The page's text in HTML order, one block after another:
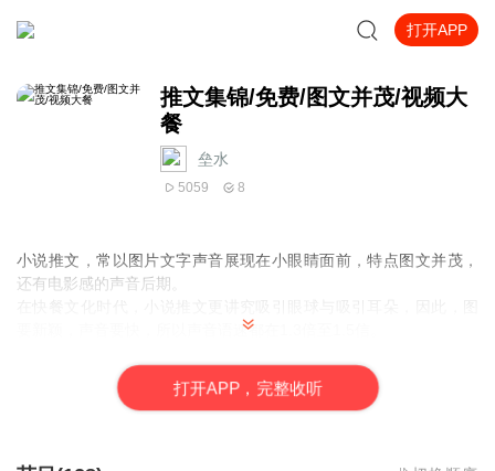
打开APP
推文集锦/免费/图文并茂/视频大
餐
垒水
5059 8
小说推文，常以图片文字声音展现在小眼睛面前，特点图文并茂，
还有电影感的声音后期。
要新颖，声音要快，所以声音语速都在1.3倍至1.5信。
打开APP，完整收听